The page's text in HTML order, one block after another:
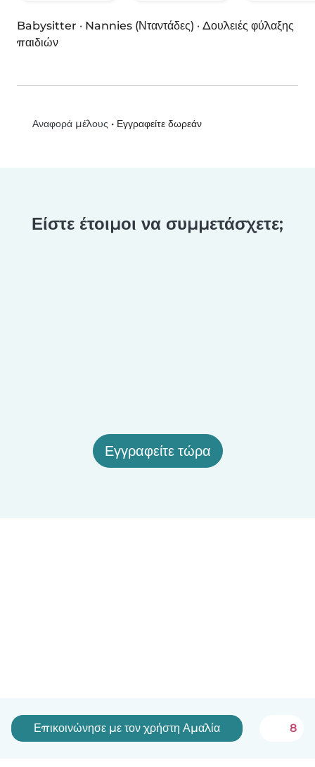
Babysitter · Nannies (Νταντάδες) · Δουλειές φύλαξης
παιδιών
Αναφορά μέλους • Εγγραφείτε δωρεάν
Είστε έτοιμοι να συμμετάσχετε;
Εγγραφείτε τώρα
Επικοινώνησε με τον χρήστη Αμαλία 8